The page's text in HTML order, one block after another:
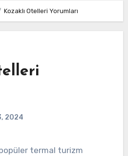
Kozaklı Otelleri Yorumları
2024